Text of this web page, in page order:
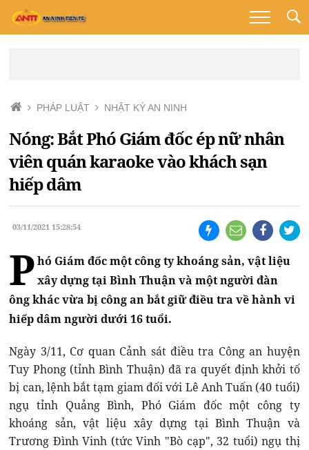
PHÁP LUẬT NHẬT KÝ AN NINH
Nóng: Bắt Phó Giám đốc ép nữ nhân
viên quán karaoke vào khách sạn
hiếp dâm
03/11/2021 15:28:54
P hó Giám đốc một công ty khoáng sản, vật liệu
xây dựng tại Bình Thuận và một người đàn
ông khác vừa bị công an bắt giữ điều tra về hành vi
hiếp dâm người dưới 16 tuổi.
Ngày 3/11, Cơ quan Cảnh sát điều tra Công an huyện
Tuy Phong (tỉnh Bình Thuận) đã ra quyết định khởi tố
bị can, lệnh bắt tạm giam đối với Lê Anh Tuấn (40 tuổi)
ngụ tỉnh Quảng Bình, Phó Giám đốc một công ty
khoáng sản, vật liệu xây dựng tại Bình Thuận và
Trương Đình Vinh (tức Vinh "Bò cạp", 32 tuổi) ngụ thị